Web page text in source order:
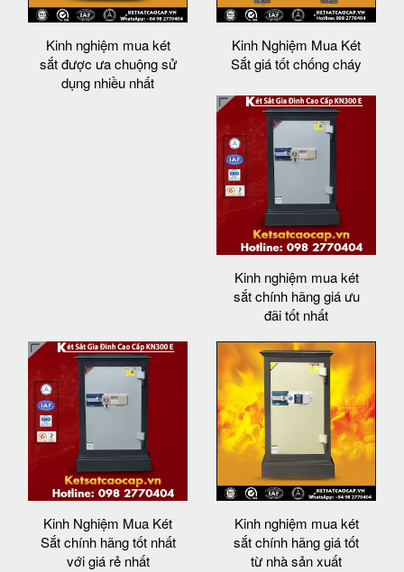
Kinh nghiệm mua két
sắt được ưa chuộng sử
dụng nhiều nhất
Kinh Nghiệm Mua Két
Sắt giá tốt chống cháy
Kinh nghiệm mua két
sắt chính hãng giá ưu
đãi tốt nhất
Kinh Nghiệm Mua Két
Sắt chính hãng tốt nhất
với giá rẻ nhất
Kinh nghiệm mua két
sắt chính hãng giá tốt
từ nhà sản xuất